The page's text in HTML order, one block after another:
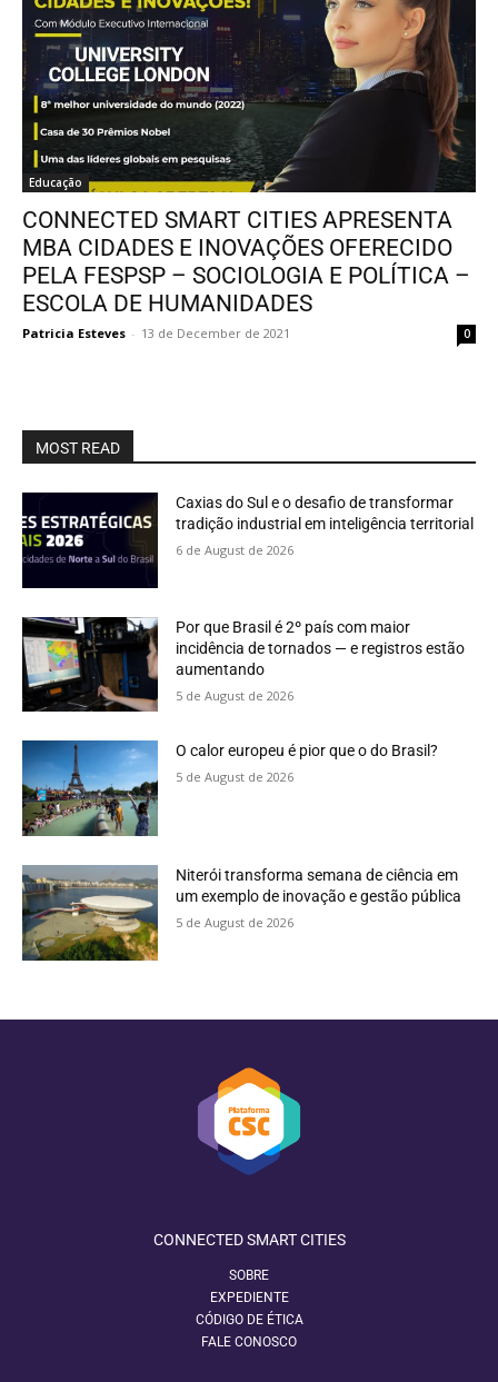
Educação
CONNECTED SMART CITIES APRESENTA
MBA CIDADES E INOVAÇÕES OFERECIDO
PELA FESPSP – SOCIOLOGIA E POLÍTICA –
ESCOLA DE HUMANIDADES
Patricia Esteves - 13 de December de 2021 0
MOST READ
Caxias do Sul e o desafio de transformar
tradição industrial em inteligência territorial
6 de August de 2026
Por que Brasil é 2º país com maior
incidência de tornados — e registros estão
aumentando
5 de August de 2026
O calor europeu é pior que o do Brasil?
5 de August de 2026
Niterói transforma semana de ciência em
um exemplo de inovação e gestão pública
5 de August de 2026
CONNECTED SMART CITIES
SOBRE
EXPEDIENTE
CÓDIGO DE ÉTICA
FALE CONOSCO